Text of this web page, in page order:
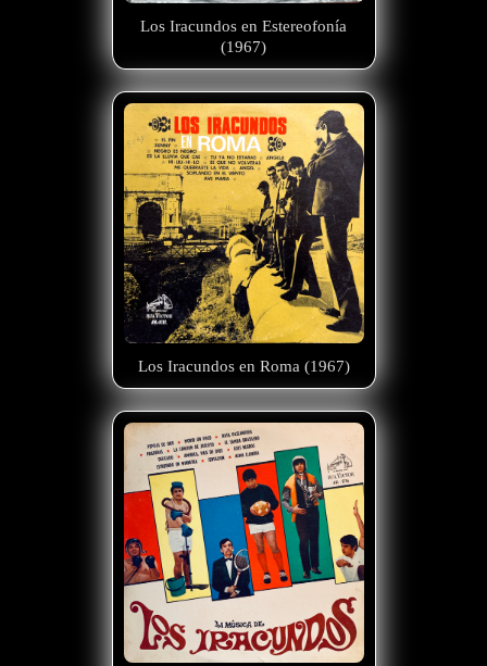
Los Iracundos en Estereofonía
(1967)
Los Iracundos en Roma (1967)